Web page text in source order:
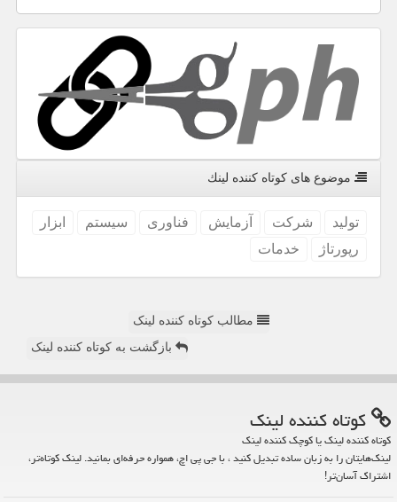
موضوع های كوتاه كننده لینك
تولید شركت آزمایش فناوری سیستم
ابزار
رپورتاژ
خدمات
مطالب کوتاه کننده لینک
بازگشت به کوتاه کننده لینک
كوتاه كننده لینك
کوتاه کننده لینک یا کوچک کننده لینک
لینک‌هایتان را به زبان ساده تبدیل کنید ، با جی پی اچ، همواره حرفه‌ای بمانید. لینک کوتاه‌تر،
اشتراک آسان‌تر!